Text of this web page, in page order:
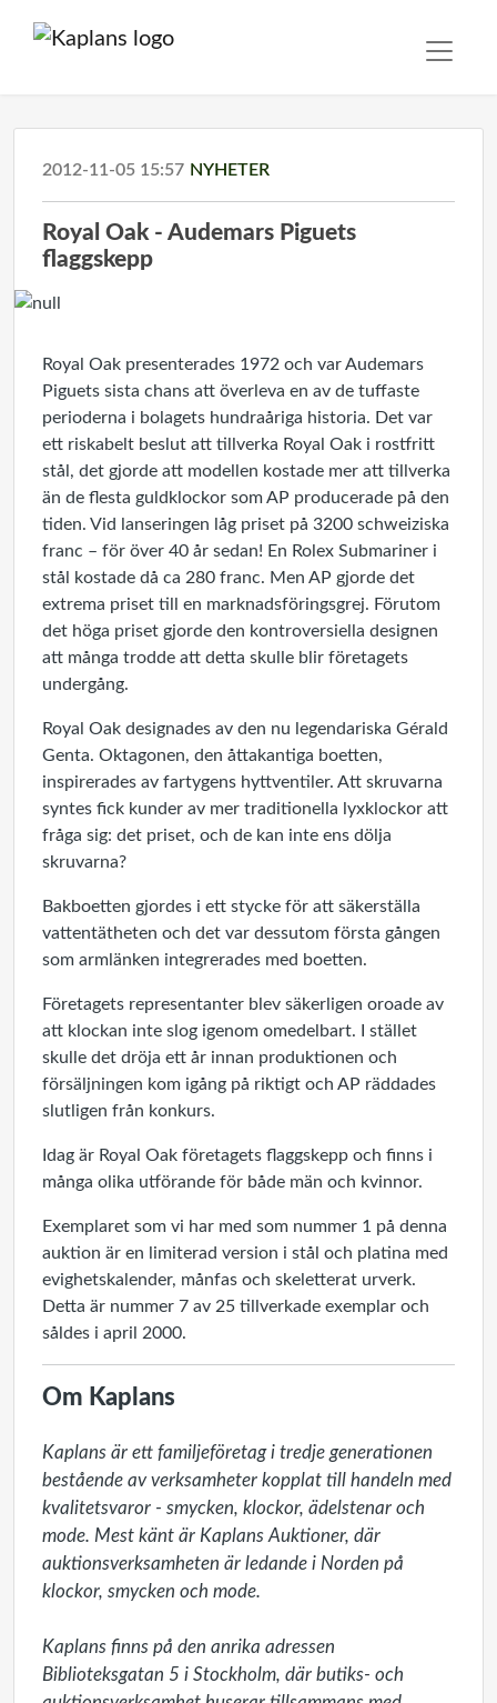
2012-11-05 15:57 NYHETER
Royal Oak - Audemars Piguets
flaggskepp
Royal Oak presenterades 1972 och var Audemars
Piguets sista chans att överleva en av de tuffaste
perioderna i bolagets hundraåriga historia. Det var
ett riskabelt beslut att tillverka Royal Oak i rostfritt
stål, det gjorde att modellen kostade mer att tillverka
än de flesta guldklockor som AP producerade på den
tiden. Vid lanseringen låg priset på 3200 schweiziska
franc – för över 40 år sedan! En Rolex Submariner i
stål kostade då ca 280 franc. Men AP gjorde det
extrema priset till en marknadsföringsgrej. Förutom
det höga priset gjorde den kontroversiella designen
att många trodde att detta skulle blir företagets
undergång.
Royal Oak designades av den nu legendariska Gérald
Genta. Oktagonen, den åttakantiga boetten,
inspirerades av fartygens hyttventiler. Att skruvarna
syntes fick kunder av mer traditionella lyxklockor att
fråga sig: det priset, och de kan inte ens dölja
skruvarna?
Bakboetten gjordes i ett stycke för att säkerställa
vattentätheten och det var dessutom första gången
som armlänken integrerades med boetten.
Företagets representanter blev säkerligen oroade av
att klockan inte slog igenom omedelbart. I stället
skulle det dröja ett år innan produktionen och
försäljningen kom igång på riktigt och AP räddades
slutligen från konkurs.
Idag är Royal Oak företagets flaggskepp och finns i
många olika utförande för både män och kvinnor.
Exemplaret som vi har med som nummer 1 på denna
auktion är en limiterad version i stål och platina med
evighetskalender, månfas och skeletterat urverk.
Detta är nummer 7 av 25 tillverkade exemplar och
såldes i april 2000.
Om Kaplans
Kaplans är ett familjeföretag i tredje generationen
bestående av verksamheter kopplat till handeln med
kvalitetsvaror - smycken, klockor, ädelstenar och
mode. Mest känt är Kaplans Auktioner, där
auktionsverksamheten är ledande i Norden på
klockor, smycken och mode.
Kaplans finns på den anrika adressen
Biblioteksgatan 5 i Stockholm, där butiks- och